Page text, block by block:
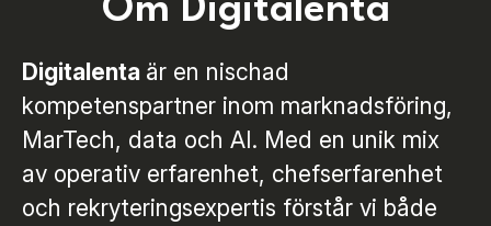
Om Digitalenta
Digitalenta är en nischad
kompetenspartner inom marknadsföring,
MarTech, data och AI. Med en unik mix
av operativ erfarenhet, chefserfarenhet
och rekryteringsexpertis förstår vi både